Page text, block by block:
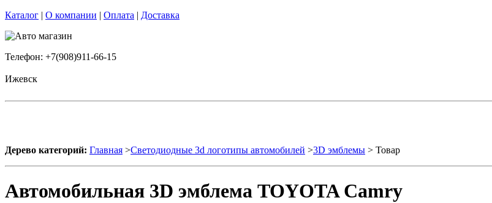
Каталог | О компании | Оплата | Доставка
Телефон: +7(908)911-66-15
Ижевск
Дерево категорий: Главная >Светодиодные 3d логотипы автомобилей >3D эмблемы > Товар
Автомобильная 3D эмблема TOYOTA Camry